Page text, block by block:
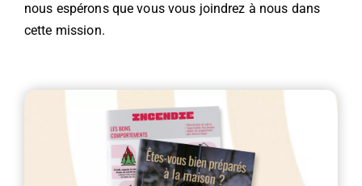
nous espérons que vous vous joindrez à nous dans
cette mission.